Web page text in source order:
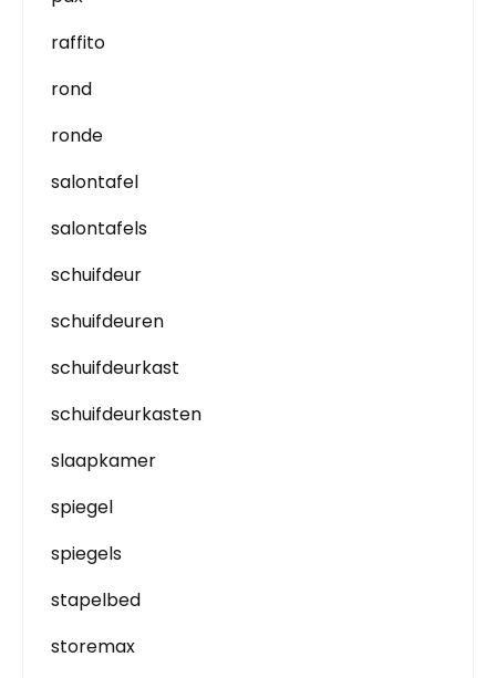
raffito
rond
ronde
salontafel
salontafels
schuifdeur
schuifdeuren
schuifdeurkast
schuifdeurkasten
slaapkamer
spiegel
spiegels
stapelbed
storemax